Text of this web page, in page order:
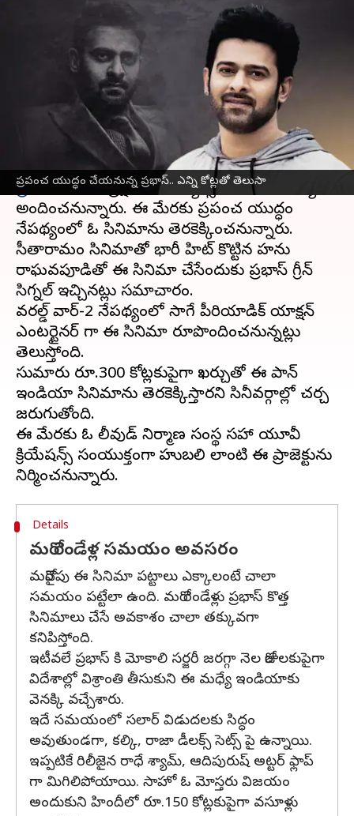
ప్రపంచ యుద్ధం చేయనున్న ప్రభాస్.. ఎన్ని కోట్లతో తెలుసా
Prabhas : ప్రపంచ యుద్ధం
చేయనున్న ప్రభాస్.. ఎన్ని కోట్లతో
తెలుసా
TEJAVYAS BESTHA 10:23 am
ఈ వార్తాకథనం ఏంటి
బాహుబలి ఫేమ్, పాన్ ఇండియా స్టార్,టాలీవుడ్హీరో
ప్రభాస్తెలుగు ప్రేక్షకులకు, ఫ్యాన్స్ మరో గుడ్ న్యూస్
అందించనున్నారు. ఈ మేరకు ప్రపంచ యుద్ధం
నేపథ్యంలో ఓ సినిమాను తెరకెక్కించనున్నారు.
సీతారామం సినిమాతో భారీ హిట్ కొట్టిన హను
రాఘవపూడితో ఈ సినిమా చేసేందుకు ప్రభాస్ గ్రీన్
సిగ్నల్ ఇచ్చినట్లు సమాచారం.
వరల్డ్ వార్-2 నేపథ్యంలో సాగే పీరియాడిక్ యాక్షన్
ఎంటర్టైనర్ గా ఈ సినిమా రూపొందించనున్నట్లు
తెలుస్తోంది.
సుమారు రూ.300 కోట్లకుపైగా ఖర్చుతో ఈ పాన్
ఇండియా సినిమాను తెరకెక్కిస్తారని సినీవర్గాల్లో చర్చ
జరుగుతోంది.
ఈ మేరకు ఓ బాలీవుడ్ నిర్మాణ సంస్థ సహా యూవీ
క్రియేషన్స్ సంయుక్తంగా బాహుబలి లాంటి ఈ ప్రాజెక్టును
Details
మరో రెండేళ్ల సమయం అవసరం
మరోవైపు ఈ సినిమా పట్టాలు ఎక్కాలంటే చాలా
సమయం పట్టేలా ఉంది. మరో రెండేళ్లు ప్రభాస్ కొత్త
సినిమాలు చేసే అవకాశం చాలా తక్కువగా
కనిపిస్తోంది.
ఇటీవలే ప్రభాస్ కి మోకాలి సర్జరీ జరగ్గా నెల రోజులకుపైగా
విదేశాల్లో విశ్రాంతి తీసుకుని ఈ మధ్యే ఇండియాకు
వెనక్కి వచ్చేశారు.
ఇదే సమయంలో సలార్ విడుదలకు సిద్ధం
అవుతుండగా, కల్కి, రాజా డీలక్స్ సెట్స్ పై ఉన్నాయి.
ఇప్పటికే రిలీజైన రాధే శ్యామ్, ఆదిపురుష్ అట్టర్ ఫ్లాప్
గా మిగిలిపోయాయి. సాహో ఓ మోస్తరు విజయం
అందుకుని హిందీలో రూ.150 కోట్లకుపైగా వసూళ్లు